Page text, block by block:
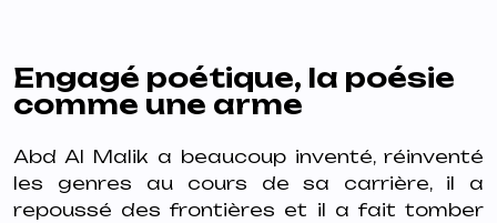
Engagé poétique, la poésie
comme une arme
Abd Al Malik a beaucoup inventé, réinventé
les genres au cours de sa carrière, il a
repoussé des frontières et il a fait tomber